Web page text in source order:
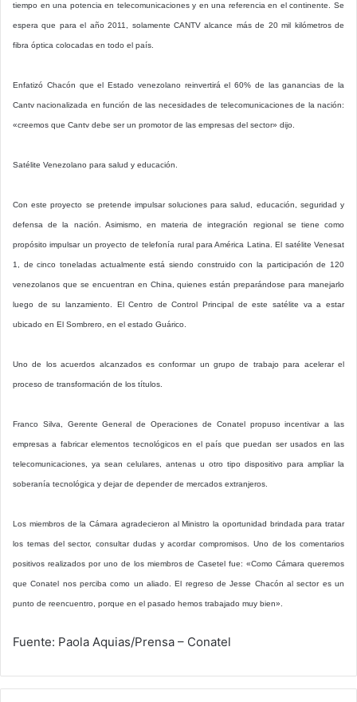
tiempo en una potencia en telecomunicaciones y en una referencia en el continente. Se
espera que para el año 2011, solamente CANTV alcance más de 20 mil kilómetros de
fibra óptica colocadas en todo el país.
Enfatizó Chacón que el Estado venezolano reinvertirá el 60% de las ganancias de la
Cantv nacionalizada en función de las necesidades de telecomunicaciones de la nación:
«creemos que Cantv debe ser un promotor de las empresas del sector» dijo.
Satélite Venezolano para salud y educación.
Con este proyecto se pretende impulsar soluciones para salud, educación, seguridad y
defensa de la nación. Asimismo, en materia de integración regional se tiene como
propósito impulsar un proyecto de telefonía rural para América Latina. El satélite Venesat
1, de cinco toneladas actualmente está siendo construido con la participación de 120
venezolanos que se encuentran en China, quienes están preparándose para manejarlo
luego de su lanzamiento. El Centro de Control Principal de este satélite va a estar
ubicado en El Sombrero, en el estado Guárico.
Uno de los acuerdos alcanzados es conformar un grupo de trabajo para acelerar el
proceso de transformación de los títulos.
Franco Silva, Gerente General de Operaciones de Conatel propuso incentivar a las
empresas a fabricar elementos tecnológicos en el país que puedan ser usados en las
telecomunicaciones, ya sean celulares, antenas u otro tipo dispositivo para ampliar la
soberanía tecnológica y dejar de depender de mercados extranjeros.
Los miembros de la Cámara agradecieron al Ministro la oportunidad brindada para tratar
los temas del sector, consultar dudas y acordar compromisos. Uno de los comentarios
positivos realizados por uno de los miembros de Casetel fue: «Como Cámara queremos
que Conatel nos perciba como un aliado. El regreso de Jesse Chacón al sector es un
punto de reencuentro, porque en el pasado hemos trabajado muy bien».
Fuente: Paola Aquias/Prensa – Conatel